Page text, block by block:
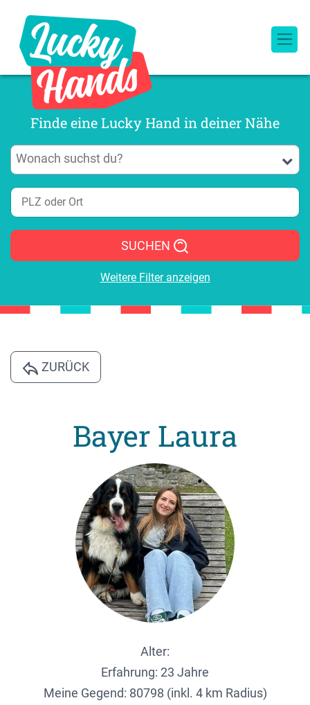
Finde eine Lucky Hand in deiner Nähe
SUCHEN
Weitere Filter anzeigen
ZURÜCK
Bayer Laura
Alter:
Erfahrung: 23 Jahre
Meine Gegend: 80798 (inkl. 4 km Radius)